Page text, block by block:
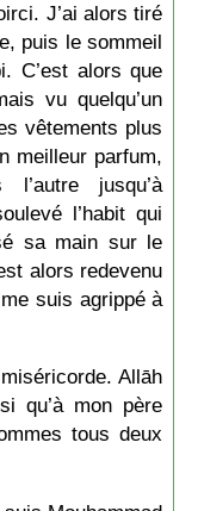
J’ai alors tiré
puis le sommeil
C’est alors que
vu quelqu’un
vêtements plus
meilleur parfum,
jusqu’à
l’habit qui
sa main sur le
alors redevenu
suis agrippé à
Allāh
qu’à mon père
tous deux